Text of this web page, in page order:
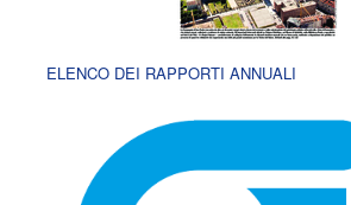
ELENCO DEI RAPPORTI ANNUALI